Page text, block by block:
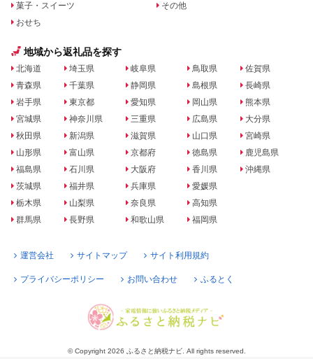
菓子・スイーツ
おせち
その他
地域から返礼品を探す
北海道
青森県
岩手県
宮城県
秋田県
山形県
福島県
茨城県
栃木県
群馬県
埼玉県
千葉県
東京都
神奈川県
新潟県
富山県
石川県
福井県
山梨県
長野県
岐阜県
静岡県
愛知県
三重県
滋賀県
京都府
大阪府
兵庫県
奈良県
和歌山県
鳥取県
島根県
岡山県
広島県
山口県
徳島県
香川県
愛媛県
高知県
福岡県
佐賀県
長崎県
熊本県
大分県
宮崎県
鹿児島県
沖縄県
運営会社 サイトマップ サイト利用規約
プライバシーポリシー お問い合わせ ふるとく
© Copyright 2026 ふるさと納税ナビ. All rights reserved.